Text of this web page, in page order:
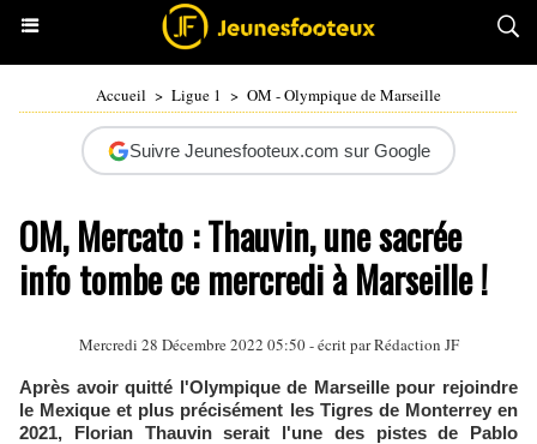
Accueil > Ligue 1 > OM - Olympique de Marseille
Suivre Jeunesfooteux.com sur Google
OM, Mercato : Thauvin, une sacrée
info tombe ce mercredi à Marseille !
Mercredi 28 Décembre 2022 05:50 - écrit par Rédaction JF
Après avoir quitté l'Olympique de Marseille pour rejoindre
le Mexique et plus précisément les Tigres de Monterrey en
2021, Florian Thauvin serait l'une des pistes de Pablo